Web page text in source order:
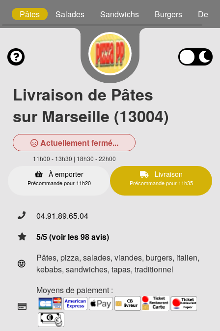
Pâtes Salades Sandwichs Burgers
Livraison de Pâtes
sur Marseille (13004)
Actuellement fermé...
11h00 - 13h30 | 18h30 - 22h00
À emporter
Précommande pour 11h20
Livraison
Précommande pour 11h35
04.91.89.65.04
5/5 (voir les 98 avis)
Pâtes, pizza, salades, viandes, burgers, italien,
kebabs, sandwiches, tapas, traditionnel
Moyens de paiement :